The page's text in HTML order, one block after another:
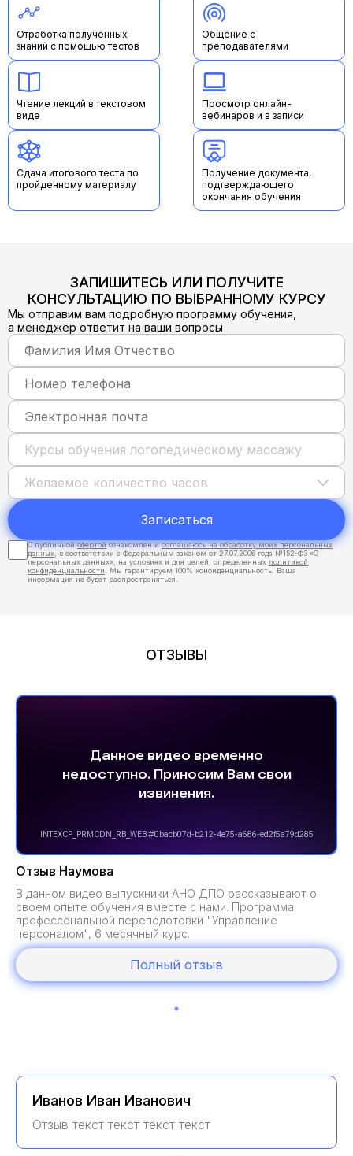
Отработка полученных
знаний с помощью тестов
Общение с
преподавателями
Чтение лекций в текстовом
виде
Просмотр онлайн-
вебинаров и в записи
Сдача итогового теста по
пройденному материалу
Получение документа,
подтверждающего
окончания обучения
ЗАПИШИТЕСЬ ИЛИ ПОЛУЧИТЕ
КОНСУЛЬТАЦИЮ ПО ВЫБРАННОМУ КУРСУ
Мы отправим вам подробную программу обучения,
а менеджер ответит на ваши вопросы
Записаться
С публичнойофертойознакомлен исоглашаюсь на обработку моих персональных
данных , в соответствии с Федеральным законом от 27.07.2006 года №152-ФЗ «О
персональных данных», на условиях и для целей, определенных политикой
конфиденциальности . Мы гарантируем 100% конфиденциальность. Ваша
информация не будет распространяться.
ОТЗЫВЫ
Отзыв Наумова
В данном видео выпускники АНО ДПО рассказывают о
своем опыте обучения вместе с нами. Программа
профессональной переподотовки "Управление
персоналом", 6 месячный курс.
Полный отзыв
Иванов Иван Иванович
Отзыв текст текст текст текст